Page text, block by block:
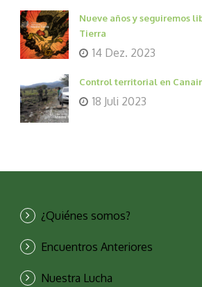
Nueve años y seguiremos
Tierra
14 Dez. 2023
Control territorial en
18 Juli 2023
¿Quiénes somos?
Encuentros Anteriores
Nuestra Lucha